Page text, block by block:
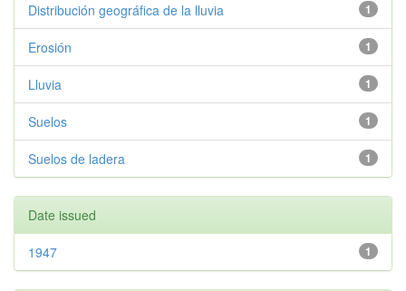
1
Distribución geográfica de la lluvia
1
Erosión
1
Lluvia
1
Suelos
1
Suelos de ladera
Date issued
1
1947